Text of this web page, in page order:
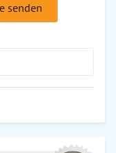
senden